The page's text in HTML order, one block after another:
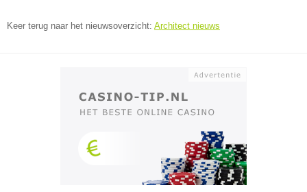
Keer terug naar het nieuwsoverzicht: Architect nieuws